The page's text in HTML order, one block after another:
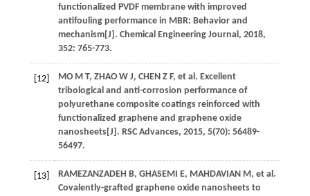
functionalized PVDF membrane with improved
antifouling performance in MBR: Behavior and
mechanism[J]. Chemical Engineering Journal, 2018,
352: 765-773.
[12] MO M T, ZHAO W J, CHEN Z F, et al. Excellent
tribological and anti-corrosion performance of
polyurethane composite coatings reinforced with
functionalized graphene and graphene oxide
nanosheets[J]. RSC Advances, 2015, 5(70): 56489-
56497.
[13] RAMEZANZADEH B, GHASEMI E, MAHDAVIAN M, et al.
Covalently-grafted graphene oxide nanosheets to